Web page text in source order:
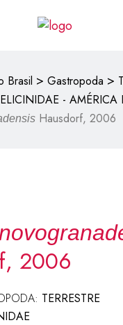
Brasil > Gastropoda >
- AMÉRICA
Hausdorf, 2006
2006
TERRESTRE